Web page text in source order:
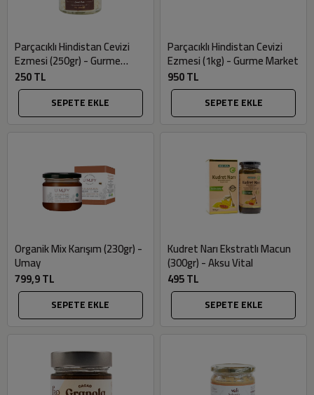
Parçacıklı Hindistan Cevizi
Ezmesi (250gr) - Gurme
Market
250 TL
SEPETE EKLE
Parçacıklı Hindistan Cevizi
Ezmesi (1kg) - Gurme Market
950 TL
SEPETE EKLE
Organik Mix Karışım (230gr) -
Umay
799,9 TL
SEPETE EKLE
Kudret Narı Ekstratlı Macun
(300gr) - Aksu Vital
495 TL
SEPETE EKLE